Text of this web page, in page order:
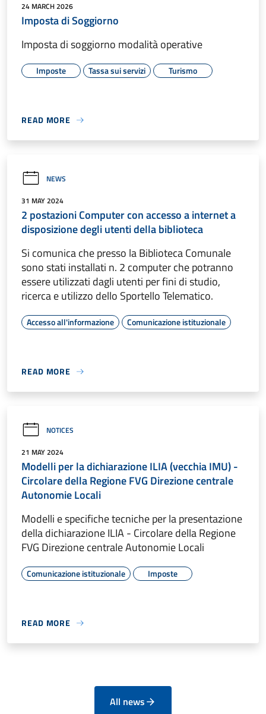
24 MARCH 2026
Imposta di Soggiorno
Imposta di soggiorno modalità operative
Imposte Tassa sui servizi Turismo
READ MORE
NEWS
31 MAY 2024
2 postazioni Computer con accesso a internet a
disposizione degli utenti della biblioteca
Si comunica che presso la Biblioteca Comunale
sono stati installati n. 2 computer che potranno
essere utilizzati dagli utenti per fini di studio,
ricerca e utilizzo dello Sportello Telematico.
Accesso all'informazione Comunicazione istituzionale
READ MORE
NOTICES
21 MAY 2024
Modelli per la dichiarazione ILIA (vecchia IMU) -
Circolare della Regione FVG Direzione centrale
Autonomie Locali
Modelli e specifiche tecniche per la presentazione
della dichiarazione ILIA - Circolare della Regione
FVG Direzione centrale Autonomie Locali
Comunicazione istituzionale Imposte
READ MORE
All news